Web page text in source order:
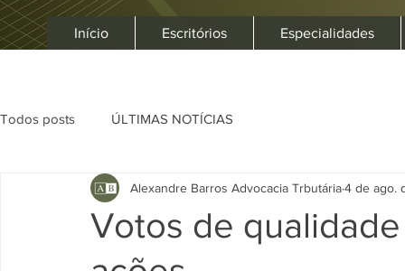
Início Escritórios Especialidades
Todos posts ÚLTIMAS NOTÍCIAS
Votos de
Alexandre Barros Advocacia Trbutária4 de ago.